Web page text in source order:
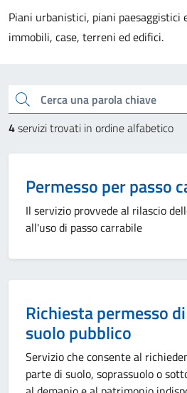
Piani urbanistici, piani
immobili, case, terreni ed edifici.
Cerca una parola chiave
4servizi trovati in ordine alfabetico
Permesso per passo
Il servizio provvede al rilascio
all'uso di passo carrabile
Richiesta permesso
suolo pubblico
Servizio che consente al
parte di suolo, soprassuolo o